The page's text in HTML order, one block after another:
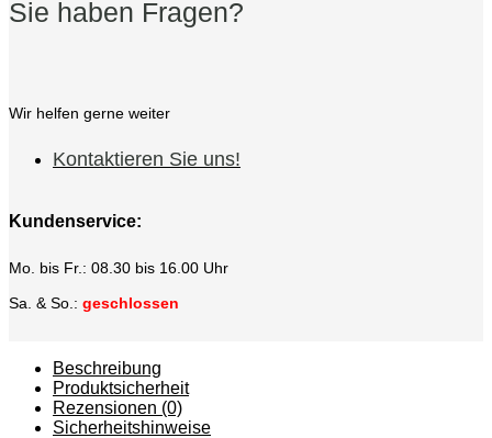
Sie haben Fragen?
Wir helfen gerne weiter
Kontaktieren Sie uns!
Kundenservice:
Mo. bis Fr.: 08.30 bis 16.00 Uhr
Sa. & So.: geschlossen
Beschreibung
Produktsicherheit
Rezensionen (0)
Sicherheitshinweise